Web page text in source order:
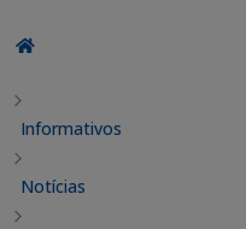
Informativos
Notícias